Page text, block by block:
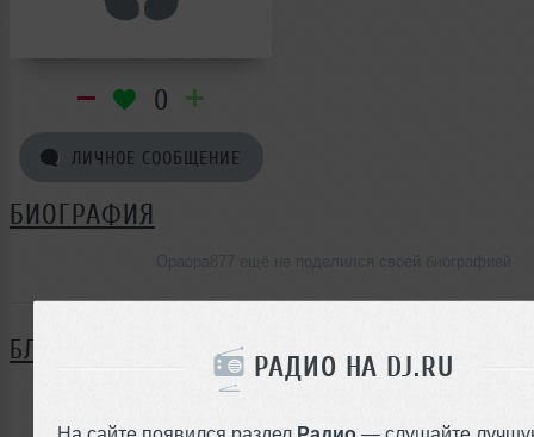
РАДИО НА DJ.RU
На сайте появился раздел Радио — слушайте
0
ЛИЧНОЕ СООБЩЕНИЕ
БИОГРАФИЯ
БЛОГ